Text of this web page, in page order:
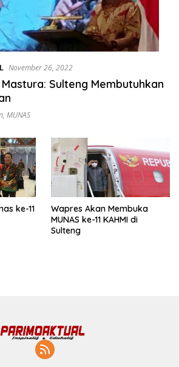
November 26, 2022
Sulteng Membutuhkan
, MUNAS
ke-11
Wapres Akan Membuka
MUNAS ke-11 KAHMI di
Sulteng